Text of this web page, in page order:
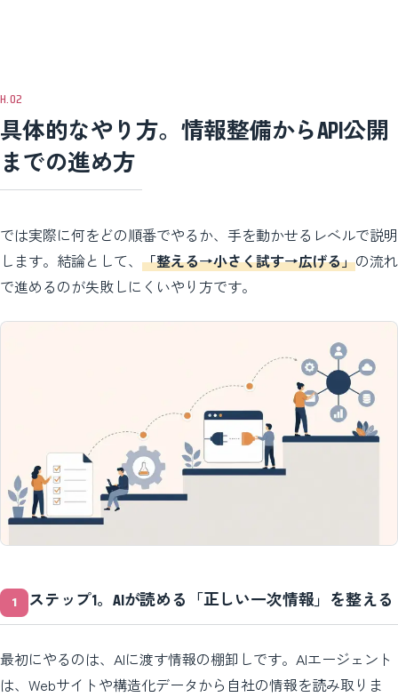
具体的なやり方。情報整備からAPI公開
までの進め方
では実際に何をどの順番でやるか、手を動かせるレベルで説明
します。結論として、 「整える→小さく試す→広げる」の流れ
で進めるのが失敗しにくいやり方です。
ステップ1。AIが読める「正しい一次情報」を整える
最初にやるのは、AIに渡す情報の棚卸しです。AIエージェント
は、Webサイトや構造化データから自社の情報を読み取りま